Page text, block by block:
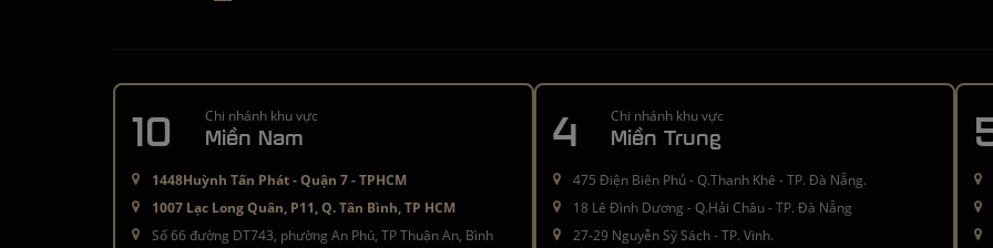
10 Chi nhánh khu vực
Miền Nam
1448Huỳnh Tấn Phát - Quận 7 - TPHCM
1007 Lạc Long Quân, P11, Q. Tân Bình, TP HCM
Số 66 đường DT743, phường An Phú, TP Thuận An, Bình
4 Chi nhánh khu vực
Miền Trung
475 Điện Biên Phủ - Q.Thanh Khê - TP. Đà Nẵng.
18 Lê Đình Dương - Q.Hải Châu - TP. Đà Nẵng
27-29 Nguyễn Sỹ Sách - TP. Vinh.